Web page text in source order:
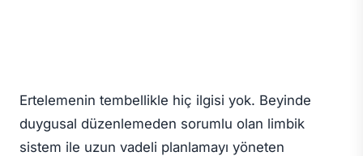
Ertelemenin tembellikle hiç ilgisi yok. Beyinde
duygusal düzenlemeden sorumlu olan limbik
sistem ile uzun vadeli planlamayı yöneten